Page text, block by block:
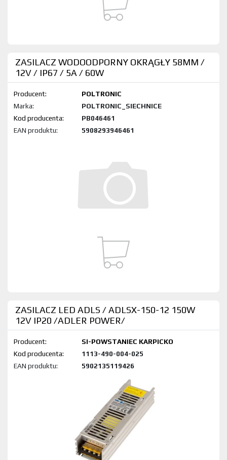
ZASILACZ WODOODPORNY OKRĄGŁY 58MM /
12V / IP67 / 5A / 60W
Producent:
POLTRONIC
Marka:
POLTRONIC_SIECHNICE
Kod produktu:
PB046461
EAN produktu:
5908293946461
ZASILACZ LED ADLS / ADLSX-150-12 150W
12V IP20 /ADLER POWER/
Producent:
SI-POWSTANIEC KARPICKO
Kod produktu:
1113-490-004-025
EAN produktu:
5902135119426